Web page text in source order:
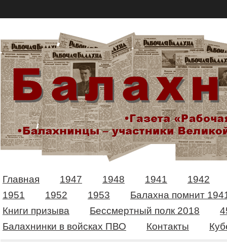
Главная 1947 1948 1941
1942
1951
1952 1953
Балахна помнит
Книги призыва
Бессмертный полк 2018
Балахнинки в войсках ПВО
Контакты